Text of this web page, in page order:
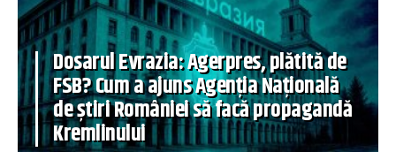
Dosarul Evrazia: Agerpres, plătită de
FSB? Cum a ajuns Agenția Națională
de știri României să facă propagandă
Kremlinului